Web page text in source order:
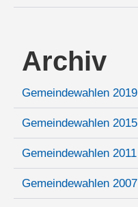
Archiv
Gemeindewahlen 2019
Gemeindewahlen 2015
Gemeindewahlen 2011
Gemeindewahlen 2007